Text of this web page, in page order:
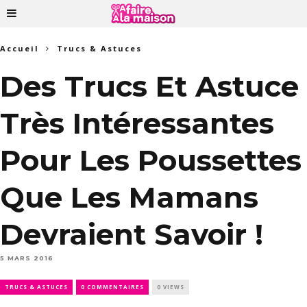
Accueil Trucs & Astuces
Des Trucs Et Astuce
Très Intéressantes
Pour Les Poussettes
Que Les Mamans
Devraient Savoir !
5 MARS 2016
TRUCS & ASTUCES 0 COMMENTAIRES 0 VIEWS